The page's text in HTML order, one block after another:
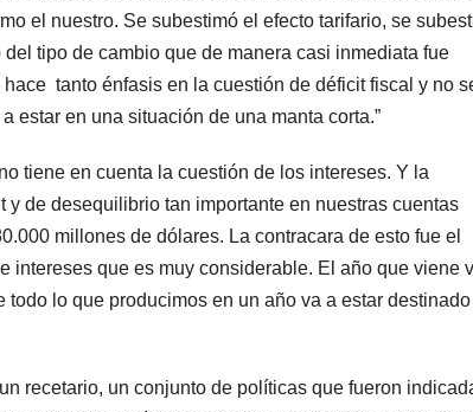
el nuestro. Se subestimó el efecto tarifario, se
tipo de cambio que de manera casi inmediata fue
tanto énfasis en la cuestión de déficit fiscal y no
estar en una situación de una manta corta.”
tiene en cuenta la cuestión de los intereses. Y la
de desequilibrio tan importante en nuestras cuentas
millones de dólares. La contracara de esto fue el
intereses que es muy considerable. El año que viene
lo que producimos en un año va a estar destinado
recetario, un conjunto de políticas que fueron